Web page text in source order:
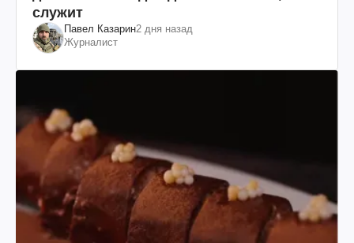
служит
Павел Казарин2 дня назад
Журналист